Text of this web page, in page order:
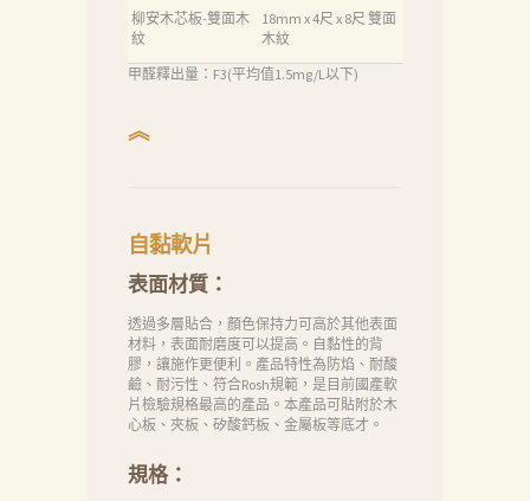
柳安木芯板-雙面木
紋
18mm x 4尺 x 8尺 雙面
木紋
甲醛釋出量：F3(平均值1.5mg/L以下)
︽
自黏軟片
表面材質：
透過多層貼合，顏色保持力可高於其他表面
材料，表面耐磨度可以提高。自黏性的背
膠，讓施作更便利。產品特性為防焰、耐酸
鹼、耐污性、符合Rosh規範，是目前國產軟
片檢驗規格最高的產品。本產品可貼附於木
心板、夾板、矽酸鈣板、金屬板等底才。
規格：